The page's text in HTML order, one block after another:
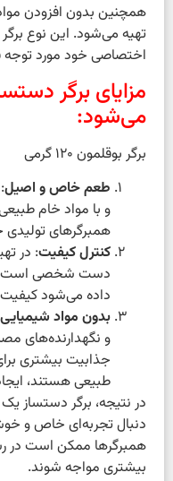
همچنین بدون افزودن
تهیه می‌شود. این نوع
اختصاصی خود مورد توجه
مزایای برگر
می‌شود:
برگر بوقلمون 120 گرمی
طعم خاص و اصیل
و با مواد خام
همبرگرهای
کنترل کیفیت: در
دست شخصی است.
داده می‌شود کیفیت
بدون مواد شیمیایی
و نگهدارنده‌های
جذابیت بیشتری
طبیعی هستند،
در نتیجه، برگر دستساز
دنبال تجربه‌ای خاص و
همبرگرها ممکن است در
بیشتری مواجه شوند.